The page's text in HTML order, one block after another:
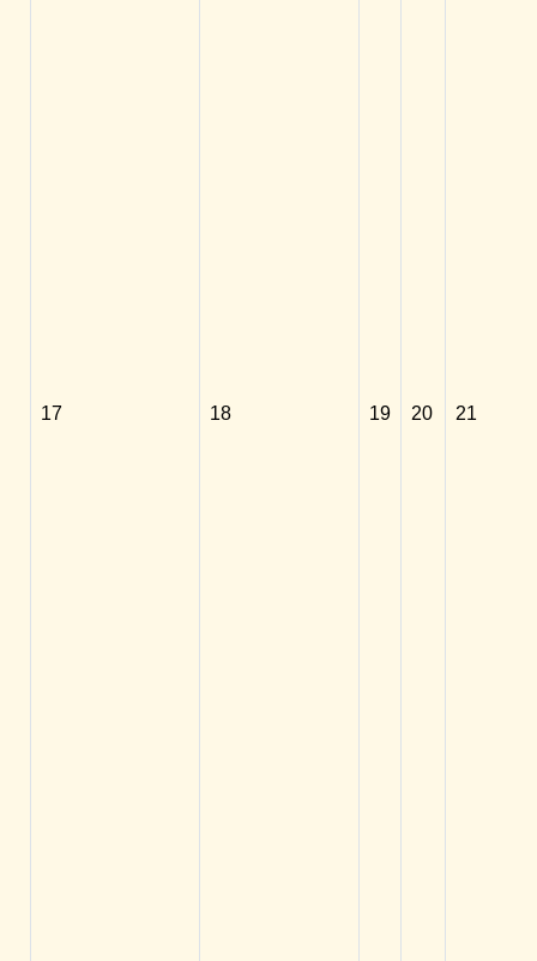
17 18 19 20 21